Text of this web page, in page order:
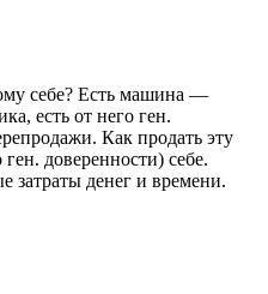
себе? Есть машина —
есть от него ген.
Как продать эту
доверенности) себе.
денег и времени.